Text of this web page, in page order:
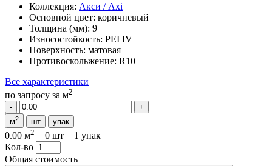
Коллекция: Акси / Axi
Основной цвет: коричневый
Толщина (мм): 9
Износостойкость: PEI IV
Поверхность: матовая
Противоскольжение: R10
Все характеристики
по запросу за м2
м2 шт упак
0.00 м2 = 0 шт = 1 упак
Кол-во
Общая стоимость